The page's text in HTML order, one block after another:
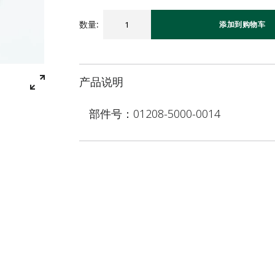
数量: 添加到购物车
产品说明
部件号：01208-5000-0014